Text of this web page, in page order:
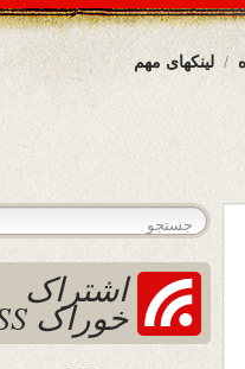
لینکهای مهم
اشتراک
خوراک RSS